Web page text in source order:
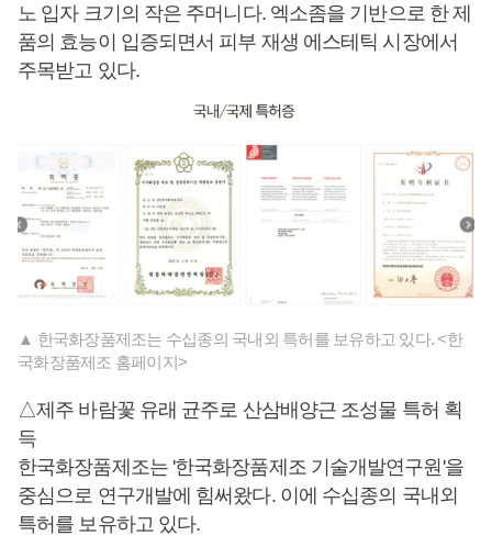
노 입자 크기의 작은 주머니다. 엑소좀을 기반으로 한 제
품의 효능이 입증되면서 피부 재생 에스테틱 시장에서
주목받고 있다.
▲ 한국화장품제조는 수십종의 국내외 특허를 보유하고 있다. <한
국화장품제조 홈페이지>
△제주 바람꽃 유래 균주로 산삼배양근 조성물 특허 획
득
한국화장품제조는 '한국화장품제조 기술개발연구원'을
중심으로 연구개발에 힘써왔다. 이에 수십종의 국내외
특허를 보유하고 있다.